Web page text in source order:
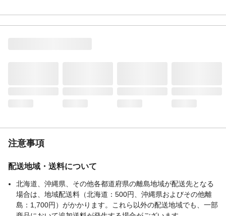
注意事項
配送地域・送料について
北海道、沖縄県、その他各都道府県の離島地域が配送先となる
場合は、地域配送料（北海道：500円、沖縄県およびその他離
島：1,700円）がかかります。これら以外の配送地域でも、一部